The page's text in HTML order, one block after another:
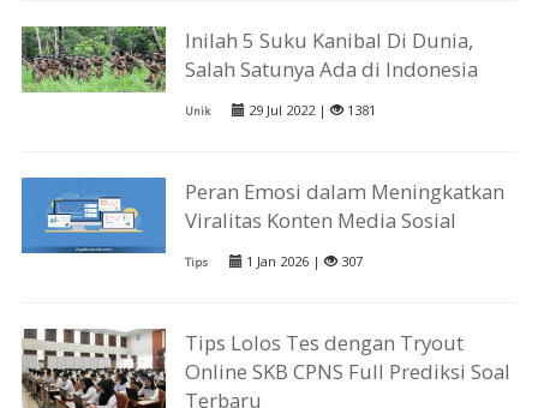
Inilah 5 Suku Kanibal Di Dunia,
Salah Satunya Ada di Indonesia
Unik 29 Jul 2022 | 1381
Peran Emosi dalam Meningkatkan
Viralitas Konten Media Sosial
Tips 1 Jan 2026 | 307
Tips Lolos Tes dengan Tryout
Online SKB CPNS Full Prediksi Soal
Terbaru